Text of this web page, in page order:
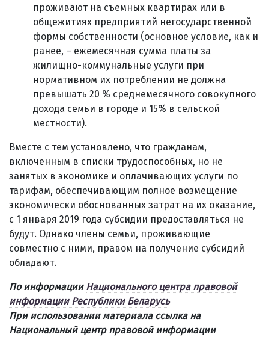
проживают на съемных квартирах или в
общежитиях предприятий негосударственной
формы собственности (основное условие, как и
ранее, – ежемесячная сумма платы за
жилищно-коммунальные услуги при
нормативном их потреблении не должна
превышать 20 % среднемесячного совокупного
дохода семьи в городе и 15% в сельской
местности).
Вместе с тем установлено, что гражданам,
включенным в списки трудоспособных, но не
занятых в экономике и оплачивающих услуги по
тарифам, обеспечивающим полное возмещение
экономически обоснованных затрат на их оказание,
с 1 января 2019 года субсидии предоставляться не
будут. Однако члены семьи, проживающие
совместно с ними, правом на получение субсидий
обладают.
По информации Национального центра правовой
информации Республики Беларусь
При использовании материала ссылка на
Национальный центр правовой информации